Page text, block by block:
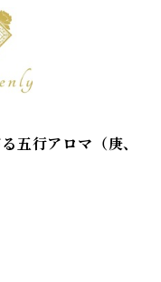
五行アロマ（庚、